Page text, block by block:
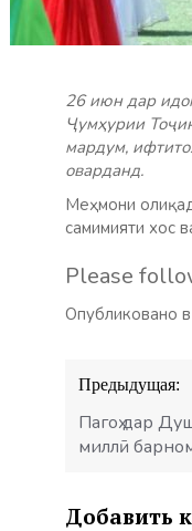
26 июн дар
Ҷумҳурии
мардум,
оварданд.
Меҳмони
самимияти хос
Please
Опубликовано в
Навигация
по
записям
Предыдущая:
Пагоҳ дар
миллӣ
Добавить